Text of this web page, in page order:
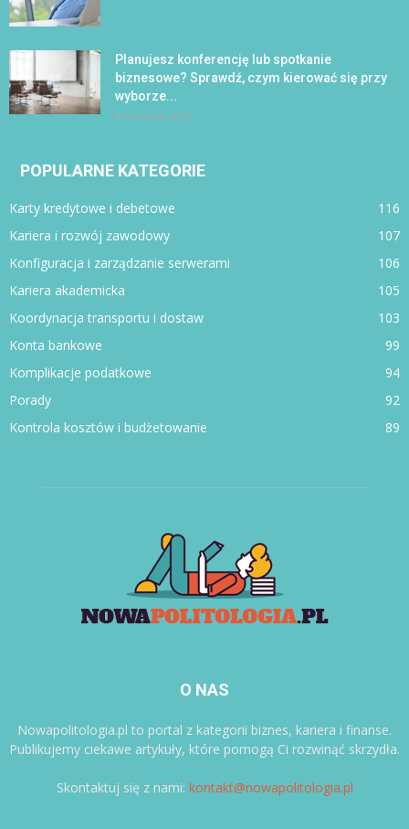
Planujesz konferencję lub spotkanie
biznesowe? Sprawdź, czym kierować się przy
wyborze...
4 września 2017
POPULARNE KATEGORIE
Karty kredytowe i debetowe
116
Kariera i rozwój zawodowy
107
Konfiguracja i zarządzanie serwerami
106
Kariera akademicka
105
Koordynacja transportu i dostaw
103
Konta bankowe
99
Komplikacje podatkowe
94
Porady
92
Kontrola kosztów i budżetowanie
89
O NAS
Nowapolitologia.pl to portal z kategorii biznes, kariera i finanse.
Publikujemy ciekawe artykuły, które pomogą Ci rozwinąć skrzydła.
Skontaktuj się z nami: kontakt@nowapolitologia.pl